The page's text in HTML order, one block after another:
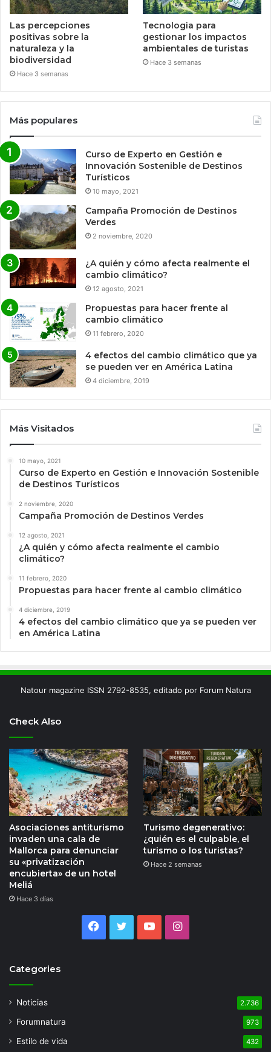
Las percepciones
positivas sobre la
naturaleza y la
biodiversidad
Hace 3 semanas
Tecnologia para
gestionar los impactos
ambientales de turistas
Hace 3 semanas
Más populares
Curso de Experto en Gestión e
Innovación Sostenible de Destinos
Turísticos
10 mayo, 2021
Campaña Promoción de Destinos
Verdes
2 noviembre, 2020
¿A quién y cómo afecta realmente el
cambio climático?
12 agosto, 2021
Propuestas para hacer frente al
cambio climático
11 febrero, 2020
4 efectos del cambio climático que ya
se pueden ver en América Latina
4 diciembre, 2019
Más Visitados
10 mayo, 2021
Curso de Experto en Gestión e Innovación Sostenible
de Destinos Turísticos
2 noviembre, 2020
Campaña Promoción de Destinos Verdes
12 agosto, 2021
¿A quién y cómo afecta realmente el cambio
climático?
11 febrero, 2020
Propuestas para hacer frente al cambio climático
4 diciembre, 2019
4 efectos del cambio climático que ya se pueden ver
en América Latina
Natour magazine ISSN 2792-8535, editado por Forum Natura
Check Also
Asociaciones antiturismo
invaden una cala de
Mallorca para denunciar
su «privatización
encubierta» de un hotel
Meliá
Hace 3 días
Turismo degenerativo:
¿quién es el culpable, el
turismo o los turistas?
Hace 2 semanas
Facebook
TwitterYouTubeInstagram
Categories
Noticias 2.736
Forumnatura 973
Estilo de vida 432